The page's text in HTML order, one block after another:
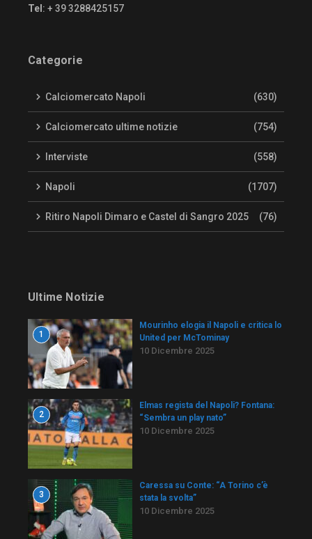
Tel : + 39 3288425157
Categorie
Calciomercato Napoli (630)
Calciomercato ultime notizie (754)
Interviste (558)
Napoli (1707)
Ritiro Napoli Dimaro e Castel di Sangro 2025 (76)
Ultime Notizie
1
Mourinho elogia il Napoli e critica lo
United per McTominay
10 Dicembre 2025
2
Elmas regista del Napoli? Fontana:
“Sembra un play nato”
10 Dicembre 2025
3
Caressa su Conte: “A Torino c’è
stata la svolta”
10 Dicembre 2025